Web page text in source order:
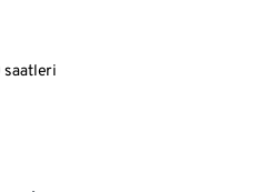
saatleri